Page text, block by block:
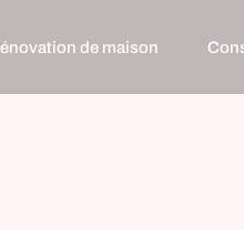
de maison